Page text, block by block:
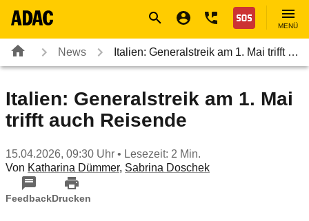
Nothilfe
MENÜ
News Italien: Generalstreik am 1. Mai trifft …
Italien: Generalstreik am 1. Mai
trifft auch Reisende
15.04.2026, 09:30 Uhr • Lesezeit: 2 Min.
Von Katharina Dümmer, Sabrina Doschek
FeedbackDrucken